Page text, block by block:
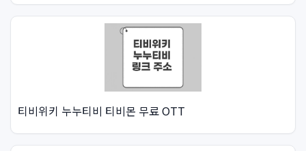
티비위키 누누티비 티비몬 무료 OTT